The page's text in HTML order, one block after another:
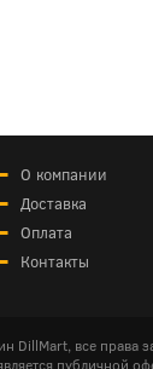
О компании
Доставка
Оплата
Контакты
DillMart, все права
публичной